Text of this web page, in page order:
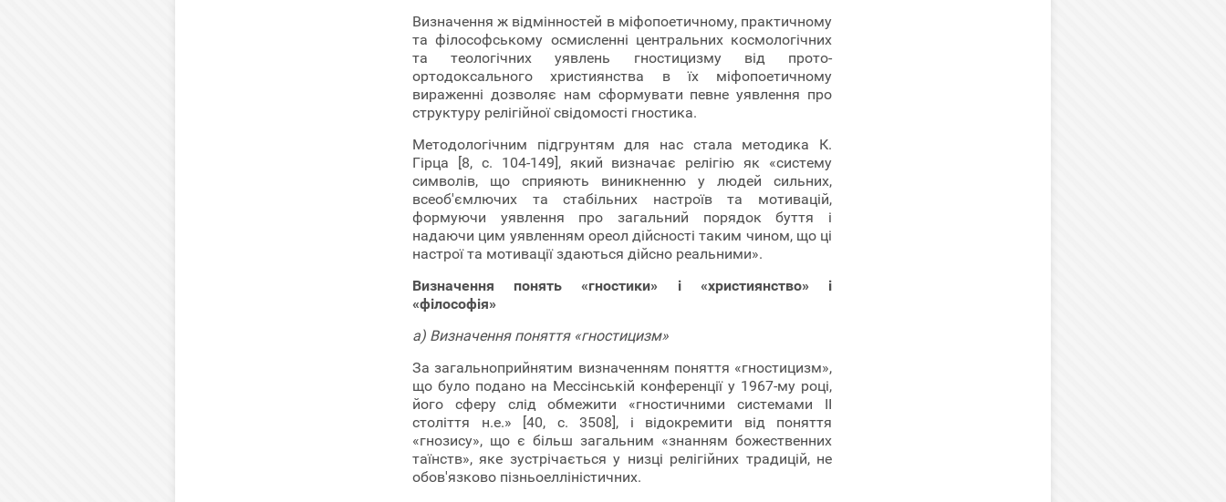
Визначення ж відмінностей в міфопоетичному, практичному
та філософському осмисленні центральних космологічних
та теологічних уявлень гностицизму від прото-
ортодоксального християнства в їх міфопоетичному
вираженні дозволяє нам сформувати певне уявлення про
структуру релігійної свідомості гностика.
Методологічним підгрунтям для нас стала методика К.
Гірца [8, с. 104-149], який визначає релігію як «систему
символів, що сприяють виникненню у людей сильних,
всеоб'ємлючих та стабільних настроїв та мотивацій,
формуючи уявлення про загальний порядок буття і
надаючи цим уявленням ореол дійсності таким чином, що ці
настрої та мотивації здаються дійсно реальними».
Визначення понять «гностики» і «християнство» і
«філософія»
а) Визначення поняття «гностицизм»
За загальноприйнятим визначенням поняття «гностицизм»,
що було подано на Мессінській конференції у 1967-му році,
його сферу слід обмежити «гностичними системами II
століття н.е.» [40, с. 3508], і відокремити від поняття
«гнозису», що є більш загальним «знанням божественних
таїнств», яке зустрічається у низці релігійних традицій, не
обов'язково пізньоелліністичних.